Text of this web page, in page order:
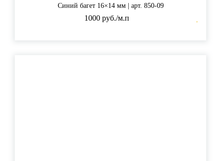
Синий багет 16×14 мм | арт. 850-09
1000 руб./м.п